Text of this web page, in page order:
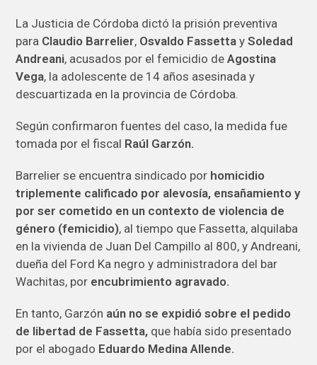
La Justicia de Córdoba dictó la prisión preventiva
para Claudio Barrelier, Osvaldo Fassetta ySoledad
Andreani, acusados por el femicidio deAgostina
Vega, la adolescente de 14 años asesinada y
descuartizada en la provincia de Córdoba.
Según confirmaron fuentes del caso, la medida fue
tomada por el fiscal Raúl Garzón.
Barrelier se encuentra sindicado por homicidio
triplemente calificado por alevosía, ensañamiento y
por ser cometido en un contexto de violencia de
género (femicidio), al tiempo que Fassetta, alquilaba
en la vivienda de Juan Del Campillo al 800, y Andreani,
dueña del Ford Ka negro y administradora del bar
Wachitas, por encubrimiento agravado.
En tanto, Garzón aún no se expidió sobre el pedido
de libertad de Fassetta, que había sido presentado
por el abogado Eduardo Medina Allende.